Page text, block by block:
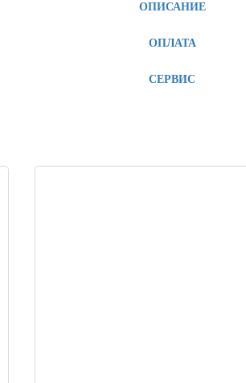
ОПИСАНИЕ
ОПЛАТА
СЕРВИС